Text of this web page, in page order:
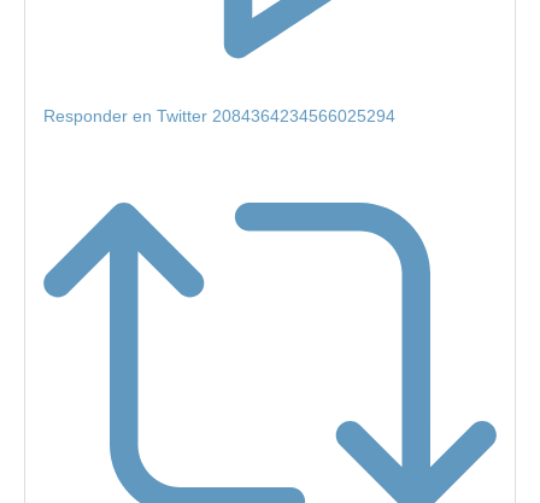
Responder en Twitter 2084364234566025294